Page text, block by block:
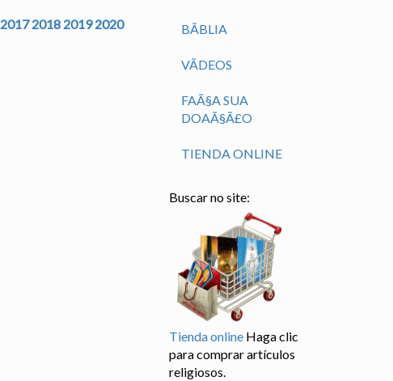
2017 2018 2019 2020
BÃ­BLIA
VÃ­DEOS
FAÃ§A SUA
DOAÃ§Ã£O
TIENDA ONLINE
Buscar no site:
Tienda online Haga clic
para comprar artículos
religiosos.